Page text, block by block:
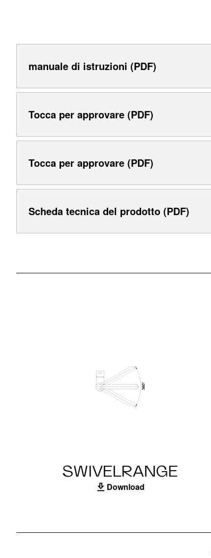
manuale di istruzioni (PDF)
Tocca per approvare (PDF)
Tocca per approvare (PDF)
Scheda tecnica del prodotto (PDF)
SWIVELRANGE
Download